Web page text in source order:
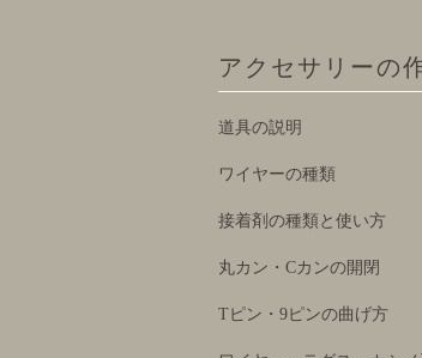
アクセサリーの
道具の説明
ワイヤーの種類
接着剤の種類と使い方
丸カン・Cカンの開閉
Tピン・9ピンの曲げ方